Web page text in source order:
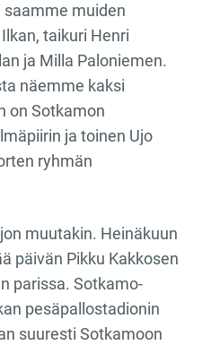
saamme muiden
taikuri Henri
ja Milla Paloniemen.
näemme kaksi
on Sotkamon
ja toinen Ujo
ryhmän
muutakin. Heinäkuun
päivän Pikku Kakkosen
parissa. Sotkamo-
pesäpallostadionin
suuresti Sotkamoon